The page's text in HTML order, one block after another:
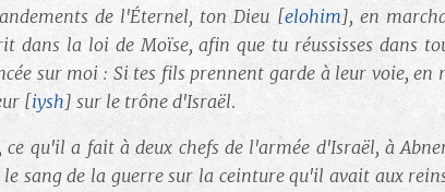
de l'Éternel, ton Dieu [elohim], en
dans la loi de Moïse, afin que tu réussisses dans
sur moi : Si tes fils prennent garde à leur voie,
[iysh] sur le trône d'Israël.
qu'il a fait à deux chefs de l'armée d'Israël, à
sang de la guerre sur la ceinture qu'il avait aux